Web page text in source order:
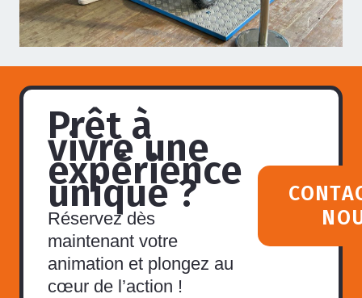
Prêt à
vivre une
expérience
unique ?
Réservez dès
maintenant votre
animation et plongez au
cœur de l’action !